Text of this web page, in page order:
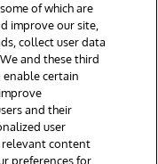
MA. Todos os
de Privacidade
of which are
improve our site,
collect user data
and these third
certain
and their
user
relevant content
preferences for